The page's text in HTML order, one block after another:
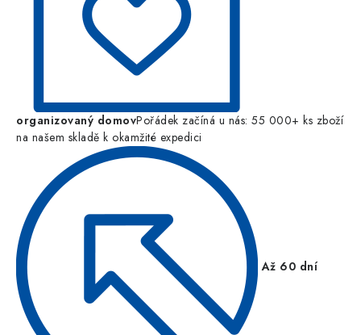
organizovaný domovPořádek začíná u nás: 55 000+ ks zboží
na našem skladě k okamžité expedici
Až 60 dní